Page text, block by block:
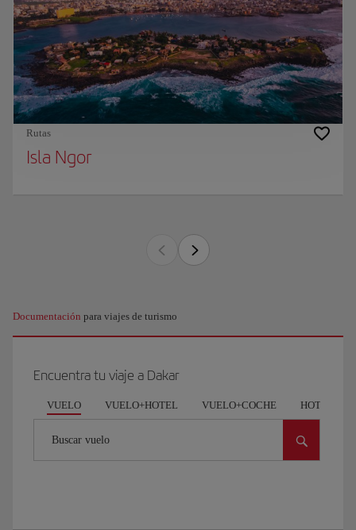
Rutas
Isla Ngor
Documentación para viajes de turismo
Encuentra tu viaje a Dakar
VUELO VUELO+HOTEL VUELO+COCHE HOTEL
Buscar vuelo